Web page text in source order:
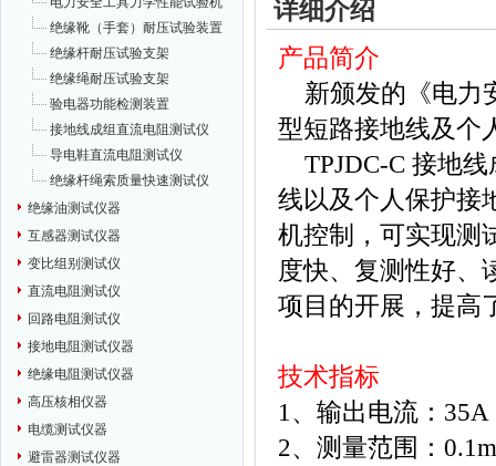
绝缘靴（手套）耐压试验装置
绝缘杆耐压试验支架
绝缘绳耐压试验支架
验电器功能检测装置
接地线成组直流电阻测试仪
导电鞋直流电阻测试仪
绝缘杆绳索质量快速测试仪
绝缘油测试仪器
互感器测试仪器
变比组别测试仪
直流电阻测试仪
回路电阻测试仪
接地电阻测试仪器
绝缘电阻测试仪器
高压核相仪器
电缆测试仪器
避雷器测试仪器
详细介绍
产品简介
新颁发的《电力
型短路接地线及个
TPJDC-C 接地线
线以及个人保护接
机控制，可实现测
度快、复测性好、
项目的开展，提高
技术指标
1、输出电流：35A
2、测量范围：